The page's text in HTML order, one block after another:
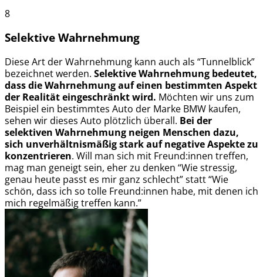
8
Selektive Wahrnehmung
Diese Art der Wahrnehmung kann auch als “Tunnelblick”
bezeichnet werden. Selektive Wahrnehmung bedeutet,
dass die Wahrnehmung auf einen bestimmten Aspekt
der Realität eingeschränkt wird. Möchten wir uns zum
Beispiel ein bestimmtes Auto der Marke BMW kaufen,
sehen wir dieses Auto plötzlich überall. Bei der
selektiven Wahrnehmung neigen Menschen dazu,
sich unverhältnismäßig stark auf negative Aspekte zu
konzentrieren. Will man sich mit Freund:innen treffen,
mag man geneigt sein, eher zu denken “Wie stressig,
genau heute passt es mir ganz schlecht” statt “Wie
schön, dass ich so tolle Freund:innen habe, mit denen ich
mich regelmäßig treffen kann.”